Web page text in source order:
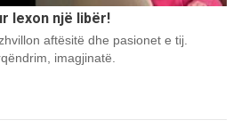
lexon një libër!
aftësitë dhe pasionet e tij.
imagjinatë.